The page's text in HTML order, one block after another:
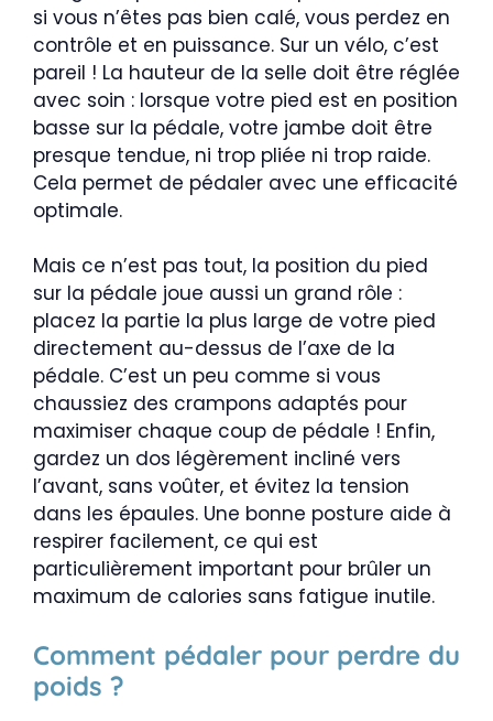
si vous n’êtes pas bien calé, vous perdez en
contrôle et en puissance. Sur un vélo, c’est
pareil ! La hauteur de la selle doit être réglée
avec soin : lorsque votre pied est en position
basse sur la pédale, votre jambe doit être
presque tendue, ni trop pliée ni trop raide.
Cela permet de pédaler avec une efficacité
optimale.
Mais ce n’est pas tout, la position du pied
sur la pédale joue aussi un grand rôle :
placez la partie la plus large de votre pied
directement au-dessus de l’axe de la
pédale. C’est un peu comme si vous
chaussiez des crampons adaptés pour
maximiser chaque coup de pédale ! Enfin,
gardez un dos légèrement incliné vers
l’avant, sans voûter, et évitez la tension
dans les épaules. Une bonne posture aide à
respirer facilement, ce qui est
particulièrement important pour brûler un
maximum de calories sans fatigue inutile.
Comment pédaler pour perdre du
poids ?